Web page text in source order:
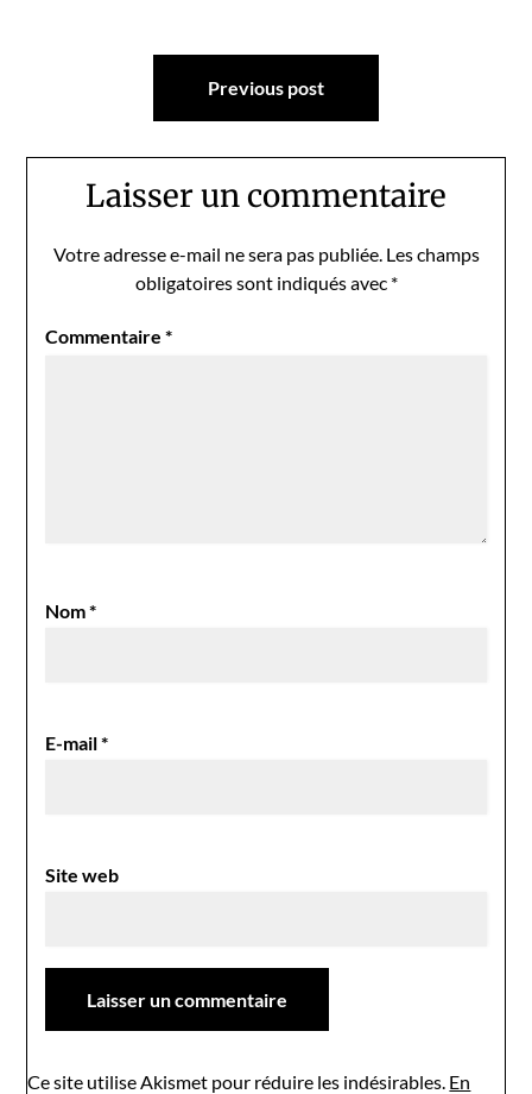
Navigation
Previous post
Laisser un commentaire
Votre adresse e-mail ne sera pas publiée. Les champs
obligatoires sont indiqués avec *
Commentaire*
Nom*
E-mail*
Site web
Ce site utilise Akismet pour réduire les indésirables. En